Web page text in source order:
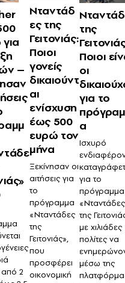
–
από 2
Νταντάδ
ες της
Γειτονιάς:
Ποιοι
γονείς
δικαιούντ
αι
ενίσχυση
έως 500
ευρώ τον
μήνα
Ξεκίνησαν οι
αιτήσεις για
το
πρόγραμμα
«Νταντάδες
της
Γειτονιάς»,
που
προσφέρει
οικονομική
της
Ποιοι
οι
για το
α
Ισχυρό
για το
πρόγραμμα
«Νταντάδες
της
με χιλιάδες
πολίτες να
μέσω της